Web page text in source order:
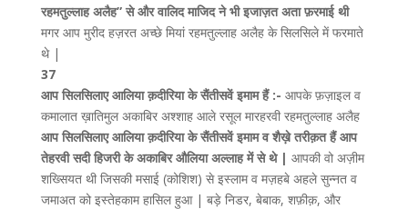
रहमतुल्लाह अलैह” से और वालिद माजिद ने भी इजाज़त अता फ़रमाई थी
मगर आप मुरीद हज़रत अच्छे मियां रहमतुल्लाह अलैह के सिलसिले में फरमाते
थे |
37
आप सिलसिलाए आलिया क़दीरिया के सैंतीसवें इमाम हैं :- आपके फ़ज़ाइल व
कमालात ख़ातिमुल अकाबिर अश्शाह आले रसूल मारहरवी रहमतुल्लाह अलैह
आप सिलसिलाए आलिया क़दीरिया के सैंतीसवें इमाम व शैख़े तरीक़त हैं आप
तेहरवी सदी हिजरी के अकाबिर औलिया अल्लाह में से थे | आपकी वो अज़ीम
शख्सियत थी जिसकी मसाई (कोशिश) से इस्लाम व मज़हबे अहले सुन्नत व
जमाअत को इस्तेहकाम हासिल हुआ | बड़े निडर, बेबाक, शफ़ीक़, और